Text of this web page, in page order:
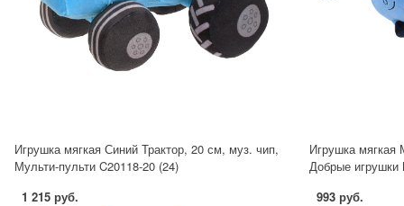
Игрушка мягкая Синий Трактор, 20 см, муз. чип,
Мульти-пульти C20118-20 (24)
1 215 руб.
Игрушка
Добрые игрушки
993 руб.